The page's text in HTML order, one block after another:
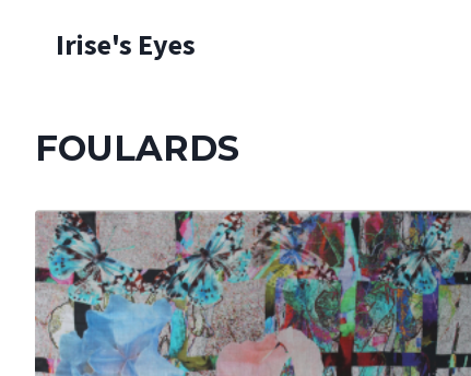
Irise's Eyes
FOULARDS